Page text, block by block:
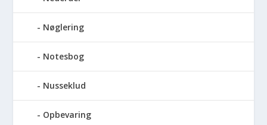
Nøglering
Notesbog
Nusseklud
Opbevaring